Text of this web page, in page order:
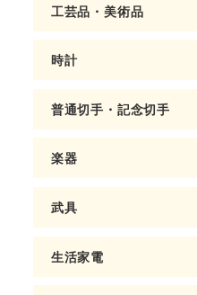
工芸品・美術品
時計
普通切手・記念切手
楽器
武具
生活家電